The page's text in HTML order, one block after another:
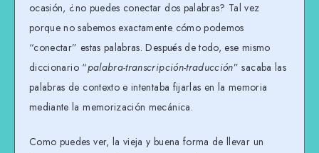
ocasión, ¿no puedes conectar dos palabras? Tal vez
porque no sabemos exactamente cómo podemos
“conectar” estas palabras. Después de todo, ese mismo
diccionario “palabra-transcripción-traducción” sacaba las
palabras de contexto e intentaba fijarlas en la memoria
mediante la memorización mecánica.
Como puedes ver, la vieja y buena forma de llevar un